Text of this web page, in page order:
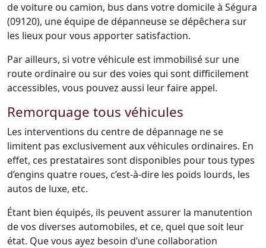
de voiture ou camion, bus dans votre domicile à Ségura
(09120), une équipe de dépanneuse se dépêchera sur
les lieux pour vous apporter satisfaction.
Par ailleurs, si votre véhicule est immobilisé sur une
route ordinaire ou sur des voies qui sont difficilement
accessibles, vous pouvez aussi leur faire appel.
Remorquage tous véhicules
Les interventions du centre de dépannage ne se
limitent pas exclusivement aux véhicules ordinaires. En
effet, ces prestataires sont disponibles pour tous types
d’engins quatre roues, c’est-à-dire les poids lourds, les
autos de luxe, etc.
Étant bien équipés, ils peuvent assurer la manutention
de vos diverses automobiles, et ce, quel que soit leur
état. Que vous ayez besoin d’une collaboration